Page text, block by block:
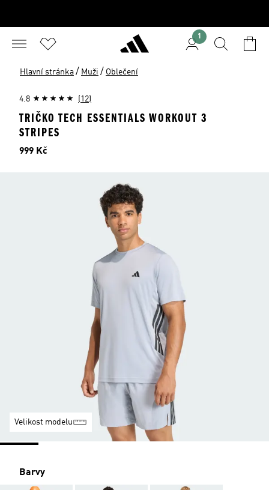
1
Hlavní stránka / Muži / Oblečení
4.8 (12)
TRIČKO TECH ESSENTIALS WORKOUT 3
STRIPES
Cena
999 Kč
Velikost modelu
Barvy